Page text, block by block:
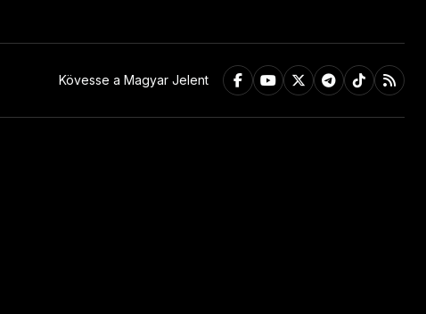
Kövesse a Magyar Jelent